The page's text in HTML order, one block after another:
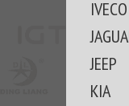
IVECO
JEEP
KIA